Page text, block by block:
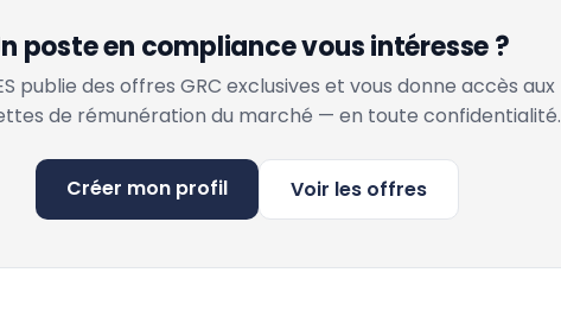
poste en compliance vous intéresse ?
publie des offres GRC exclusives et vous donne accès aux
de rémunération du marché — en toute confidentialité.
Créer mon profil Voir les offres